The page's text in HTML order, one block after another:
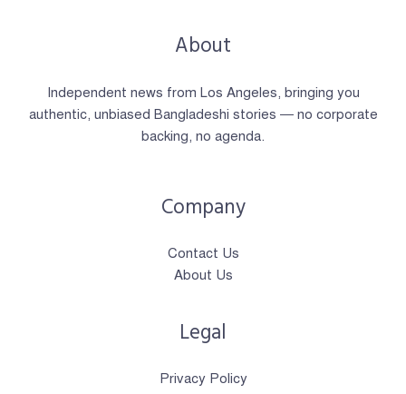
About
Independent news from Los Angeles, bringing you
authentic, unbiased Bangladeshi stories — no corporate
backing, no agenda.
Company
Contact Us
About Us
Legal
Privacy Policy